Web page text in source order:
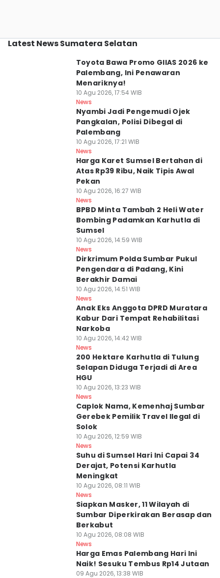
Latest News Sumatera Selatan
Toyota Bawa Promo GIIAS 2026 ke
Palembang, Ini Penawaran
Menariknya!
10 Agu 2026, 17:54 WIB
News
Nyambi Jadi Pengemudi Ojek
Pangkalan, Polisi Dibegal di
Palembang
10 Agu 2026, 17:21 WIB
News
Harga Karet Sumsel Bertahan di
Atas Rp39 Ribu, Naik Tipis Awal
Pekan
10 Agu 2026, 16:27 WIB
News
BPBD Minta Tambah 2 Heli Water
Bombing Padamkan Karhutla di
Sumsel
10 Agu 2026, 14:59 WIB
News
Dirkrimum Polda Sumbar Pukul
Pengendara di Padang, Kini
Berakhir Damai
10 Agu 2026, 14:51 WIB
News
Anak Eks Anggota DPRD Muratara
Kabur Dari Tempat Rehabilitasi
Narkoba
10 Agu 2026, 14:42 WIB
News
200 Hektare Karhutla di Tulung
Selapan Diduga Terjadi di Area
HGU
10 Agu 2026, 13:23 WIB
News
Caplok Nama, Kemenhaj Sumbar
Gerebek Pemilik Travel Ilegal di
Solok
10 Agu 2026, 12:59 WIB
News
Suhu di Sumsel Hari Ini Capai 34
Derajat, Potensi Karhutla
Meningkat
10 Agu 2026, 08:11 WIB
News
Siapkan Masker, 11 Wilayah di
Sumbar Diperkirakan Berasap dan
Berkabut
10 Agu 2026, 08:08 WIB
News
Harga Emas Palembang Hari Ini
Naik! Sesuku Tembus Rp14 Jutaan
09 Agu 2026, 13:38 WIB